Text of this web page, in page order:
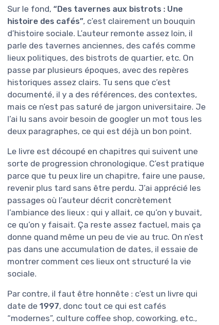
Sur le fond, “Des tavernes aux bistrots : Une
histoire des cafés”, c’est clairement un bouquin
d’histoire sociale. L’auteur remonte assez loin, il
parle des tavernes anciennes, des cafés comme
lieux politiques, des bistrots de quartier, etc. On
passe par plusieurs époques, avec des repères
historiques assez clairs. Tu sens que c’est
documenté, il y a des références, des contextes,
mais ce n’est pas saturé de jargon universitaire. Je
l’ai lu sans avoir besoin de googler un mot tous les
deux paragraphes, ce qui est déjà un bon point.
Le livre est découpé en chapitres qui suivent une
sorte de progression chronologique. C’est pratique
parce que tu peux lire un chapitre, faire une pause,
revenir plus tard sans être perdu. J’ai apprécié les
passages où l’auteur décrit concrètement
l’ambiance des lieux : qui y allait, ce qu’on y buvait,
ce qu’on y faisait. Ça reste assez factuel, mais ça
donne quand même un peu de vie au truc. On n’est
pas dans une accumulation de dates, il essaie de
montrer comment ces lieux ont structuré la vie
sociale.
Par contre, il faut être honnête : c’est un livre qui
date de 1997, donc tout ce qui est cafés
“modernes”, culture coffee shop, coworking, etc.,